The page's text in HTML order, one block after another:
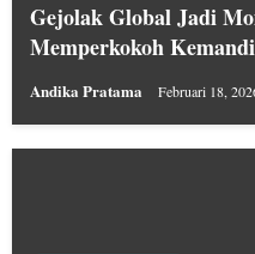
Gejolak Global Jadi
Memperkokoh
Andika Pratama Februari 18,